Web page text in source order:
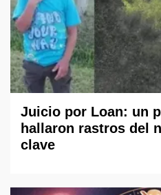
Juicio por Loan: un
hallaron rastros del
clave